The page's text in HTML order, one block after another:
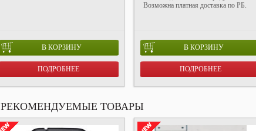
В КОРЗИНУ
ПОДРОБНЕЕ
Возможна платная доставка по РБ.
В КОРЗИНУ
ПОДРОБНЕЕ
РЕКОМЕНДУЕМЫЕ ТОВАРЫ